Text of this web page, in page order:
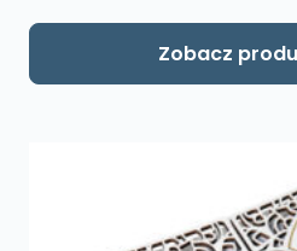
Zobacz